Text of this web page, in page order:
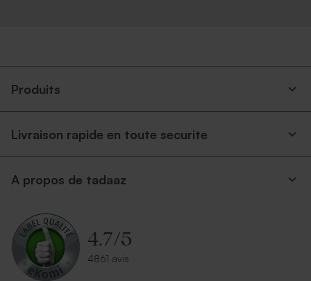
Produits
Livraison rapide en toute securite
A propos de tadaaz
4.7/5
4861 avis